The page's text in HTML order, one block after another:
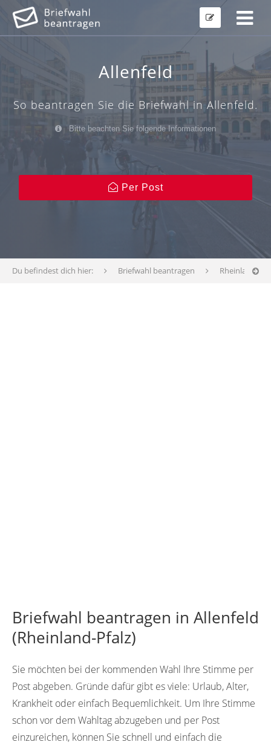
Allenfeld
So beantragen Sie die Briefwahl in Allenfeld.
Bitte beachten Sie folgende Informationen
Per Post
Du befindest dich hier: Briefwahl beantragen Rheinland-
Briefwahl beantragen in Allenfeld
(Rheinland-Pfalz)
Sie möchten bei der kommenden Wahl Ihre Stimme per
Post abgeben. Gründe dafür gibt es viele: Urlaub, Alter,
Krankheit oder einfach Bequemlichkeit. Um Ihre Stimme
schon vor dem Wahltag abzugeben und per Post
einzureichen, können Sie schnell und einfach die